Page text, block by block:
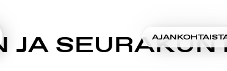
JA